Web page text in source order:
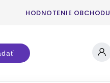
HODNOTENIE OBCHODU